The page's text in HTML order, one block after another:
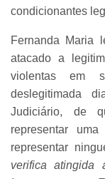
condicionantes
Fernanda Maria
atacado a
violentas em
deslegitimada
Judiciário, de
representar
representar
verifica atingida